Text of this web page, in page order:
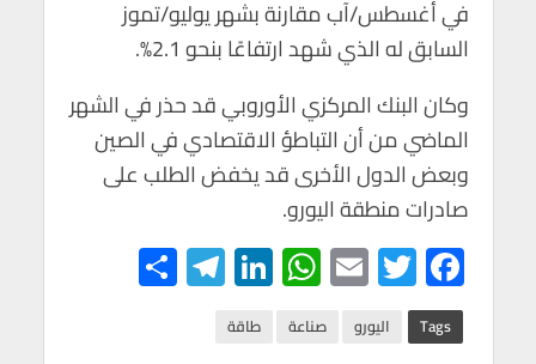
في أغسطس/آب مقارنة بشهر يوليو/تموز
السابق له الذي شهد ارتفاعًا بنحو 2.1%.
وكان البنك المركزي الأوروبي قد حذر في الشهر
الماضي من أن التباطؤ الاقتصادي في الصين
وبعض الدول الأخرى قد يخفض الطلب على
صادرات منطقة اليورو.
F
ac
e
T
wi
tt
E
m
ail
W
h
at
Li
n
ke
Te
le Tags اليورو صناعة طاقة